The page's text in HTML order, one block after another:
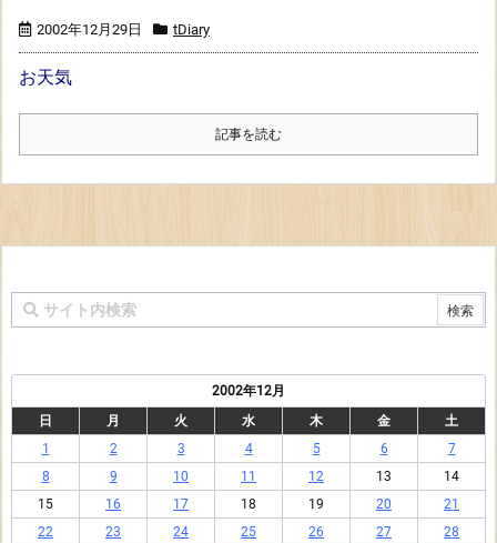
2002年12月29日 tDiary
お天気
記事を読む
2002年12月
日
月 火 水 木 金
土
1
2 3 4 5 6
7
8
9 10 11 12 13
14
15
16 17 18 19 20
21
22
23 24 25 26 27
28